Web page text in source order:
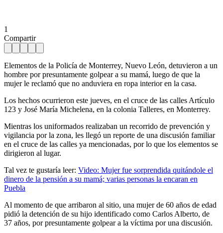
1
Compartir
Elementos de la Policía de Monterrey, Nuevo León, detuvieron a un
hombre por presuntamente golpear a su mamá, luego de que la
mujer le reclamó que no anduviera en ropa interior en la casa.
Los hechos ocurrieron este jueves, en el cruce de las calles Artículo
123 y José María Michelena, en la colonia Talleres, en Monterrey.
Mientras los uniformados realizaban un recorrido de prevención y
vigilancia por la zona, les llegó un reporte de una discusión familiar
en el cruce de las calles ya mencionadas, por lo que los elementos se
dirigieron al lugar.
Tal vez te gustaría leer: Video: Mujer fue sorprendida quitándole el
dinero de la pensión a su mamá; varias personas la encaran en
Puebla
Al momento de que arribaron al sitio, una mujer de 60 años de edad
pidió la detención de su hijo identificado como Carlos Alberto, de
37 años, por presuntamente golpear a la víctima por una discusión.